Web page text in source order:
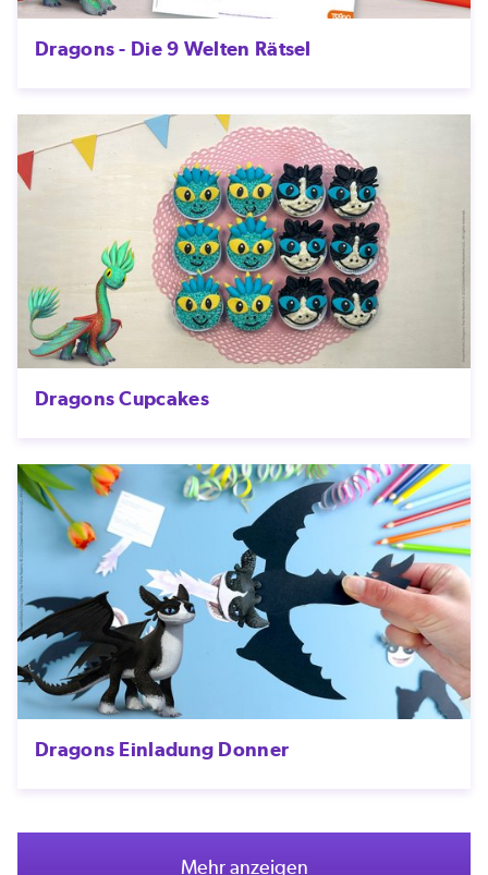
Dragons - Die 9 Welten Rätsel
Dragons Cupcakes
Dragons Einladung Donner
Mehr anzeigen